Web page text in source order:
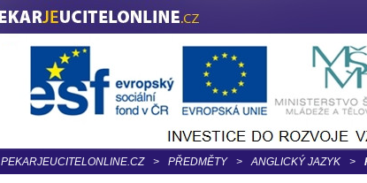
PEKARJEUCITELONLINE.CZ > PŘEDMĚTY > ANGLICKÝ JAZYK >